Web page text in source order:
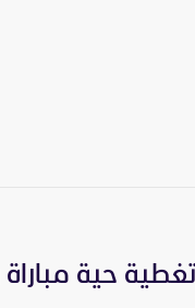
حية مباراة